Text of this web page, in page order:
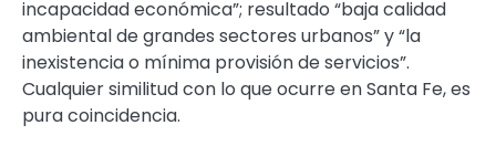
incapacidad económica”; resultado “baja calidad
ambiental de grandes sectores urbanos” y “la
inexistencia o mínima provisión de servicios”.
Cualquier similitud con lo que ocurre en Santa Fe, es
pura coincidencia.